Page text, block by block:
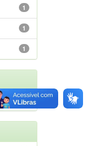
1
1
1
1